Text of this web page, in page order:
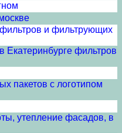
и фильтрующих
Екатеринбурге фильтров
пакетов с логотипом
утепление фасадов, в